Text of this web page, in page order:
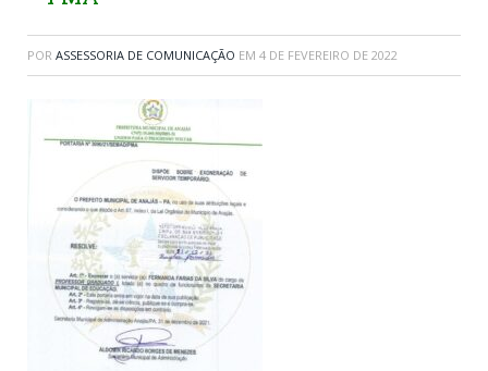
POR ASSESSORIA DE COMUNICAÇÃO EM 4 DE FEVEREIRO DE 2022